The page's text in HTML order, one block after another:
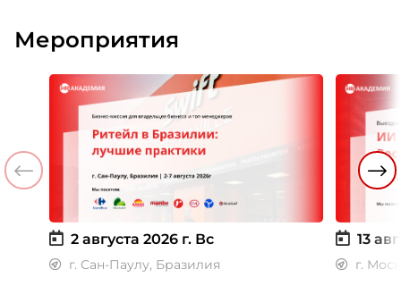
Мероприятия
2 августа 2026 г. Вс
г. Сан-Паулу, Бразилия
13
г.